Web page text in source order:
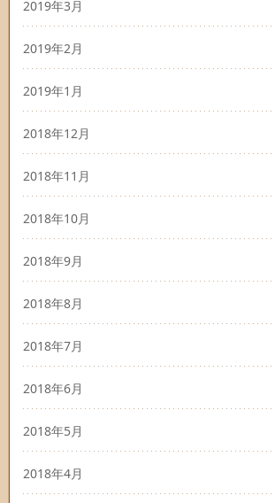
2019年3月
2019年2月
2019年1月
2018年12月
2018年11月
2018年10月
2018年9月
2018年8月
2018年7月
2018年6月
2018年5月
2018年4月